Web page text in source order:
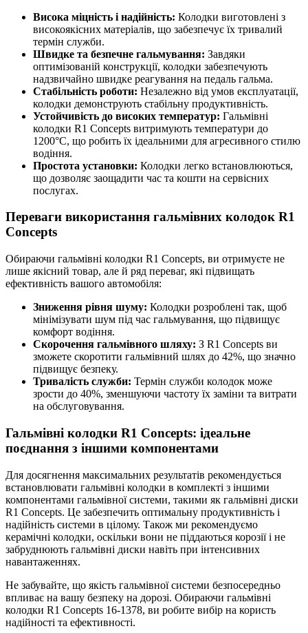
Висока міцність і надійність: Колодки виготовлені з
високоякісних матеріалів, що забезпечує їх тривалий
термін служби.
Швидке та безпечне гальмування: Завдяки
оптимізованій конструкції, колодки забезпечують
надзвичайно швидке реагування на педаль гальма.
Стабільність роботи: Незалежно від умов експлуатації,
колодки демонструють стабільну продуктивність.
Устойчивість до високих температур: Гальмівні
колодки R1 Concepts витримують температури до
1200°C, що робить їх ідеальними для агресивного стилю
водіння.
Простота установки: Колодки легко встановлюються,
що дозволяє заощадити час та кошти на сервісних
послугах.
Переваги використання гальмівних колодок R1
Concepts
Обираючи гальмівні колодки R1 Concepts, ви отримуєте не
лише якісний товар, але й ряд переваг, які підвищать
ефективність вашого автомобіля:
Зниження рівня шуму: Колодки розроблені так, щоб
мінімізувати шум під час гальмування, що підвищує
комфорт водіння.
Скорочення гальмівного шляху: З R1 Concepts ви
зможете скоротити гальмівний шлях до 42%, що значно
підвищує безпеку.
Тривалість служби: Термін служби колодок може
зрости до 40%, зменшуючи частоту їх заміни та витрати
на обслуговування.
Гальмівні колодки R1 Concepts: ідеальне
поєднання з іншими компонентами
Для досягнення максимальних результатів рекомендується
встановлювати гальмівні колодки в комплекті з іншими
компонентами гальмівної системи, такими як гальмівні диски
R1 Concepts. Це забезпечить оптимальну продуктивність і
надійність системи в цілому. Також ми рекомендуємо
керамічні колодки, оскільки вони не піддаються корозії і не
забруднюють гальмівні диски навіть при інтенсивних
навантаженнях.
Не забувайте, що якість гальмівної системи безпосередньо
впливає на вашу безпеку на дорозі. Обираючи гальмівні
колодки R1 Concepts 16-1378, ви робите вибір на користь
надійності та ефективності.